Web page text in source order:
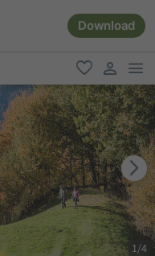
Download
favorit
user link
1/4